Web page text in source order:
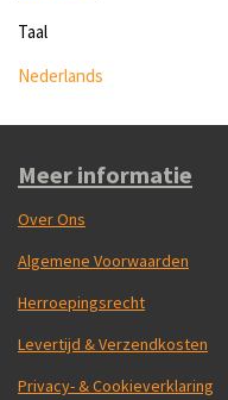
Taal
Nederlands
Meer informatie
Over Ons
Algemene Voorwaarden
Herroepingsrecht
Levertijd & Verzendkosten
Privacy- & Cookieverklaring